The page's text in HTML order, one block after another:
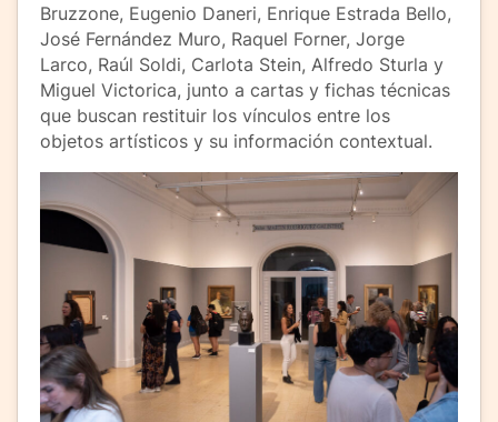
Bruzzone, Eugenio Daneri, Enrique Estrada Bello,
José Fernández Muro, Raquel Forner, Jorge
Larco, Raúl Soldi, Carlota Stein, Alfredo Sturla y
Miguel Victorica, junto a cartas y fichas técnicas
que buscan restituir los vínculos entre los
objetos artísticos y su información contextual.